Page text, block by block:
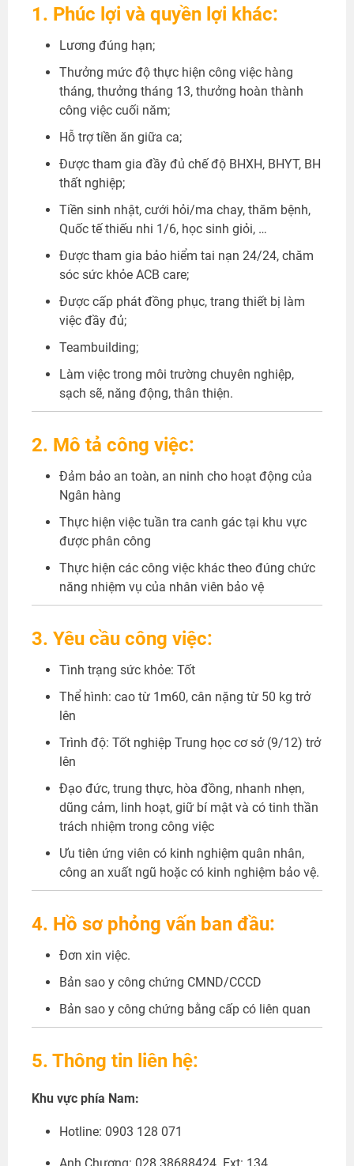
1. Phúc lợi và quyền lợi khác:
Lương đúng hạn;
Thưởng mức độ thực hiện công việc hàng
tháng, thưởng tháng 13, thưởng hoàn thành
công việc cuối năm;
Hỗ trợ tiền ăn giữa ca;
Được tham gia đầy đủ chế độ BHXH, BHYT, BH
thất nghiệp;
Tiền sinh nhật, cưới hỏi/ma chay, thăm bệnh,
Quốc tế thiếu nhi 1/6, học sinh giỏi, …
Được tham gia bảo hiểm tai nạn 24/24, chăm
sóc sức khỏe ACB care;
Được cấp phát đồng phục, trang thiết bị làm
việc đầy đủ;
Teambuilding;
Làm việc trong môi trường chuyên nghiệp,
sạch sẽ, năng động, thân thiện.
2. Mô tả công việc:
Đảm bảo an toàn, an ninh cho hoạt động của
Ngân hàng
Thực hiện việc tuần tra canh gác tại khu vực
được phân công
Thực hiện các công việc khác theo đúng chức
năng nhiệm vụ của nhân viên bảo vệ
3. Yêu cầu công việc:
Tình trạng sức khỏe: Tốt
Thể hình: cao từ 1m60, cân nặng từ 50 kg trở
lên
Trình độ: Tốt nghiệp Trung học cơ sở (9/12) trở
lên
Đạo đức, trung thực, hòa đồng, nhanh nhẹn,
dũng cảm, linh hoạt, giữ bí mật và có tinh thần
trách nhiệm trong công việc
Ưu tiên ứng viên có kinh nghiệm quân nhân,
công an xuất ngũ hoặc có kinh nghiệm bảo vệ.
4. Hồ sơ phỏng vấn ban đầu:
Đơn xin việc.
Bản sao y công chứng CMND/CCCD
Bản sao y công chứng bằng cấp có liên quan
5. Thông tin liên hệ:
Khu vực phía Nam:
Hotline: 0903 128 071